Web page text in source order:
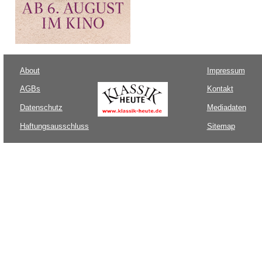
About
AGBs
Datenschutz
Haftungsausschluss
Impressum
Kontakt
Mediadaten
Sitemap